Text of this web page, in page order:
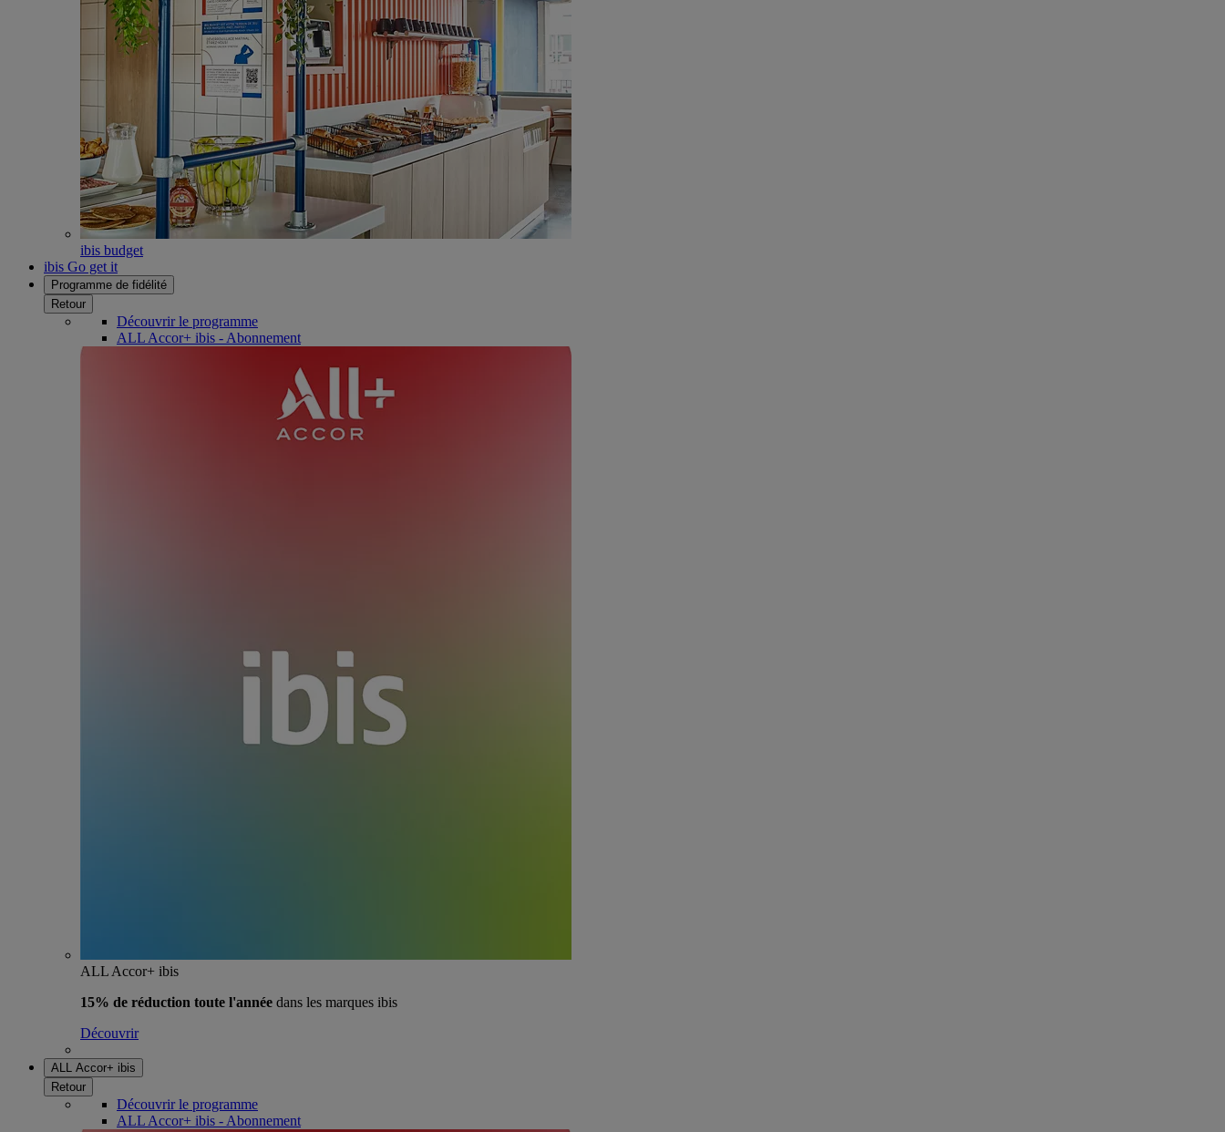
ibis budget
ibis Go get it
Programme de fidélité
Retour
Découvrir le programme
ALL Accor+ ibis - Abonnement
ALL Accor+ ibis
15% de réduction toute l'année dans les marques ibis
Découvrir
ALL Accor+ ibis
Retour
Découvrir le programme
ALL Accor+ ibis - Abonnement